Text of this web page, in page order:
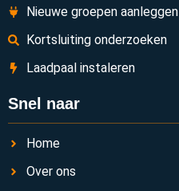
Nieuwe groepen aanleggen
Kortsluiting onderzoeken
Laadpaal instaleren
Snel naar
Home
Over ons